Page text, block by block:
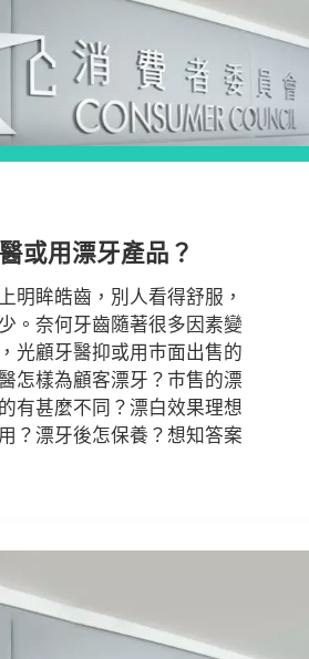
或用漂牙產品？
明眸皓齒，別人看得舒服，
。奈何牙齒隨著很多因素變
光顧牙醫抑或用巿面出售的
怎樣為顧客漂牙？巿售的漂
有甚麼不同？漂白效果理想
？漂牙後怎保養？想知答案